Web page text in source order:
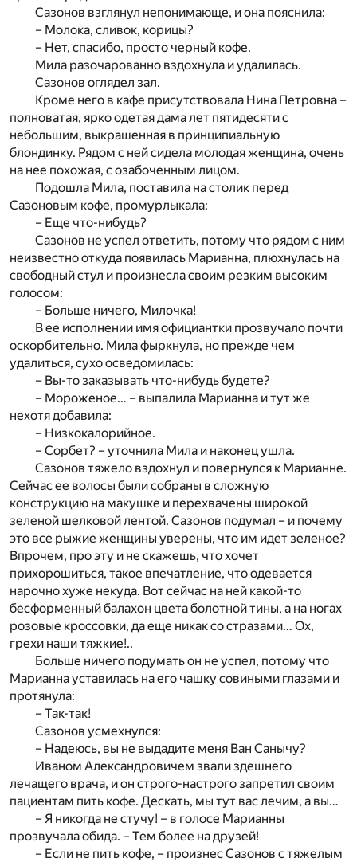
Сазонов взглянул непонимающе, и она пояснила:
– Молока, сливок, корицы?
– Нет, спасибо, просто черный кофе.
Мила разочарованно вздохнула и удалилась.
Сазонов оглядел зал.
Кроме него в кафе присутствовала Нина Петровна –
полноватая, ярко одетая дама лет пятидесяти с
небольшим, выкрашенная в принципиальную
блондинку. Рядом с ней сидела молодая женщина, очень
на нее похожая, с озабоченным лицом.
Подошла Мила, поставила на столик перед
Сазоновым кофе, промурлыкала:
– Еще что-нибудь?
Сазонов не успел ответить, потому что рядом с ним
неизвестно откуда появилась Марианна, плюхнулась на
свободный стул и произнесла своим резким высоким
голосом:
– Больше ничего, Милочка!
В ее исполнении имя официантки прозвучало почти
оскорбительно. Мила фыркнула, но прежде чем
удалиться, сухо осведомилась:
– Вы-то заказывать что-нибудь будете?
– Мороженое… – выпалила Марианна и тут же
нехотя добавила:
– Низкокалорийное.
– Сорбет? – уточнила Мила и наконец ушла.
Сазонов тяжело вздохнул и повернулся к Марианне.
Сейчас ее волосы были собраны в сложную
конструкцию на макушке и перехвачены широкой
зеленой шелковой лентой. Сазонов подумал – и почему
это все рыжие женщины уверены, что им идет зеленое?
Впрочем, про эту и не скажешь, что хочет
прихорошиться, такое впечатление, что одевается
нарочно хуже некуда. Вот сейчас на ней какой-то
бесформенный балахон цвета болотной тины, а на ногах
розовые кроссовки, да еще никак со стразами… Ох,
грехи наши тяжкие!..
Больше ничего подумать он не успел, потому что
Марианна уставилась на его чашку совиными глазами и
протянула:
– Так-так!
Сазонов усмехнулся:
– Надеюсь, вы не выдадите меня Ван Санычу?
Иваном Александровичем звали здешнего
лечащего врача, и он строго-настрого запретил своим
пациентам пить кофе. Дескать, мы тут вас лечим, а вы…
– Я никогда не стучу! – в голосе Марианны
прозвучала обида. – Тем более на друзей!
– Если не пить кофе, – произнес Сазонов с тяжелым